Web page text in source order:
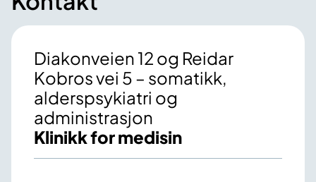
Diakonveien 12 og Reidar
Kobros vei 5 – somatikk,
alderspsykiatri og
administrasjon
Klinikk for medisin